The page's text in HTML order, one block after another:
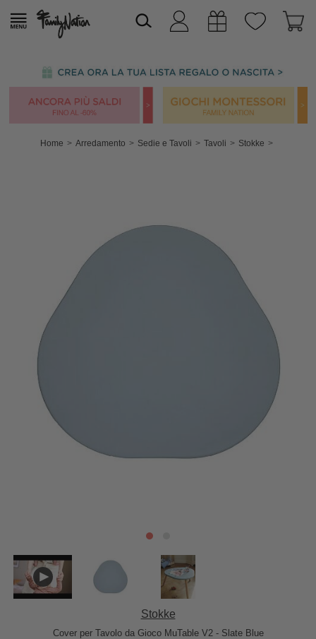
Home Arredamento Sedie e Tavoli Tavoli Stokke
Stokke
Cover per Tavolo da Gioco MuTable V2 - Slate Blue